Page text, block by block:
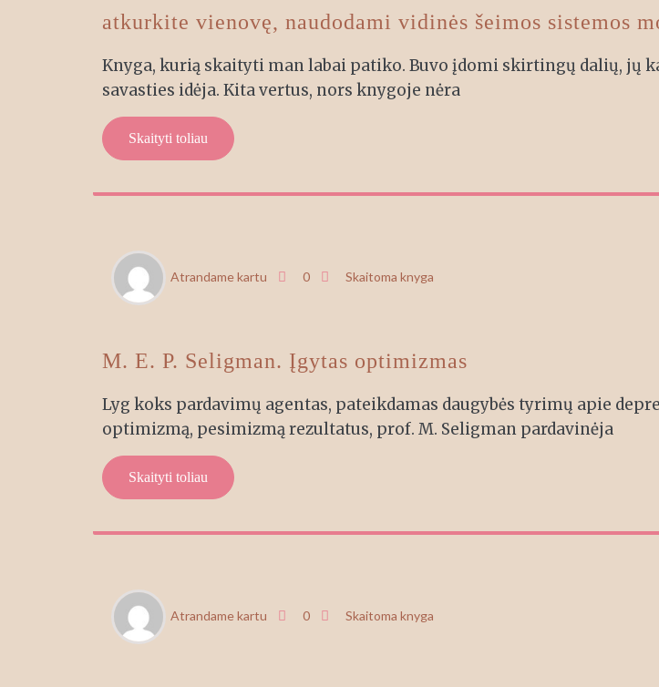
atkurkite vienovę, naudodami vidinės šeimos sistemos
Knyga, kurią skaityti man labai patiko. Buvo įdomi skirtingų dalių, jų
savasties idėja. Kita vertus, nors knygoje nėra
Skaityti toliau
RGP
22 Atrandame kartu 0 Skaitoma knyga
M. E. P. Seligman. Įgytas optimizmas
Lyg koks pardavimų agentas, pateikdamas daugybės tyrimų apie
optimizmą, pesimizmą rezultatus, prof. M. Seligman pardavinėja
Skaityti toliau
RGP
21 Atrandame kartu 0 Skaitoma knyga